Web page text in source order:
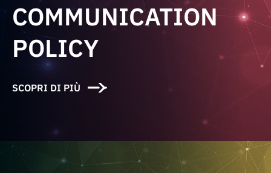
COMMUNICATION
POLICY
SCOPRI DI PIÙ